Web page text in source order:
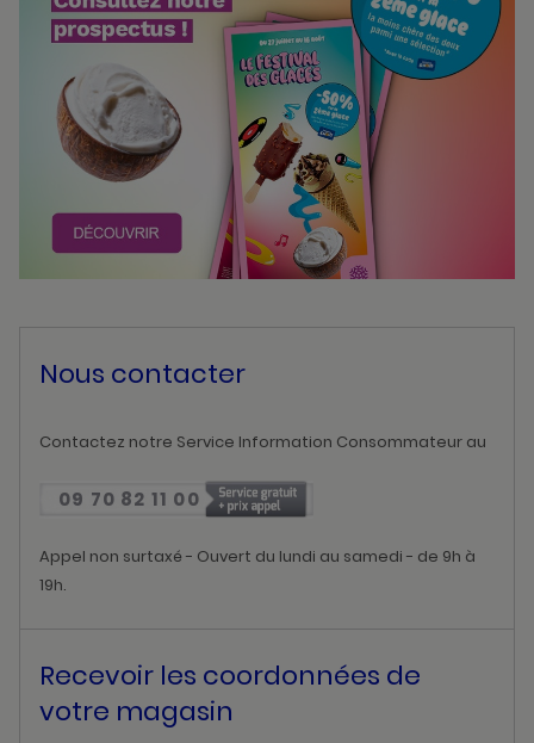
Nous contacter
Contactez notre Service Information Consommateur au
09 70 82 11 00
Appel non surtaxé - Ouvert du lundi au samedi - de 9h à
19h.
Recevoir les coordonnées de
votre magasin